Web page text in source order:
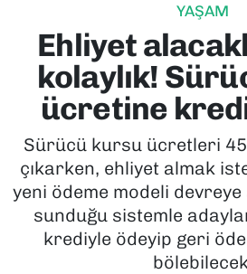
YAŞAM
Ehliyet
kolaylık!
ücretine
Sürücü kursu ücretleri 45
çıkarken, ehliyet almak
yeni ödeme modeli devreye
sunduğu sistemle
krediyle ödeyip geri
EKONOMİ
KÜLTÜR SANAT
MAGAZİN
POLİTİKA
SAĞLIK
Süper Lig Puan Durumu
Tüm Manşetler
Son Dakika Haberleri
Haber Arşivi